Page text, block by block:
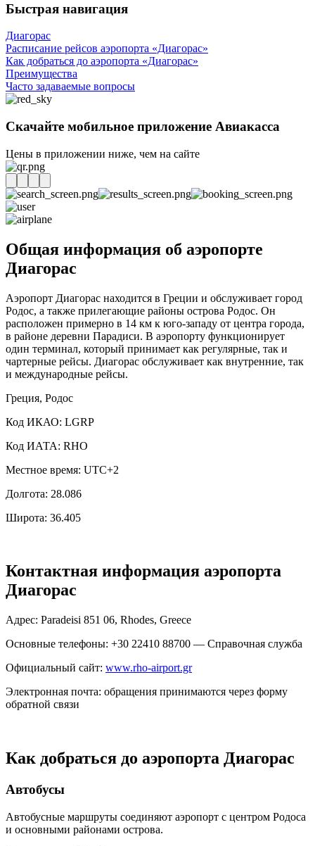
Быстрая навигация
Диагорас
Расписание рейсов аэропорта «Диагорас»
Как добраться до аэропорта «Диагорас»
Преимущества
Часто задаваемые вопросы
Скачайте мобильное приложение Авиакасса
Цены в приложении ниже, чем на сайте
Общая информация об аэропорте
Диагорас
Аэропорт Диагорас находится в Греции и обслуживает город
Родос, а также прилегающие районы острова Родос. Он
расположен примерно в 14 км к юго-западу от центра города,
в районе деревни Парадиси. В аэропорту функционирует
один терминал, который принимает как регулярные, так и
чартерные рейсы. Диагорас обслуживает как внутренние, так
и международные рейсы.
Греция, Родос
Код ИКАО: LGRP
Код ИАТА: RHO
Местное время: UTC+2
Долгота: 28.086
Широта: 36.405
Контактная информация аэропорта
Диагорас
Адрес: Paradeisi 851 06, Rhodes, Greece
Основные телефоны: +30 22410 88700 — Справочная служба
Официальный сайт: www.rho-airport.gr
Электронная почта: обращения принимаются через форму
обратной связи
Как добраться до аэропорта Диагорас
Автобусы
Автобусные маршруты соединяют аэропорт с центром Родоса
и основными районами острова.